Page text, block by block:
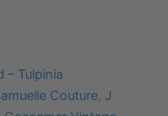
– Tulpinia
Couture, J